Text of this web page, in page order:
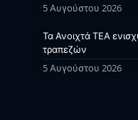
5 Αυγούστου 2026
Τα Ανοιχτά ΤΕΑ
τραπεζών
5 Αυγούστου 2026